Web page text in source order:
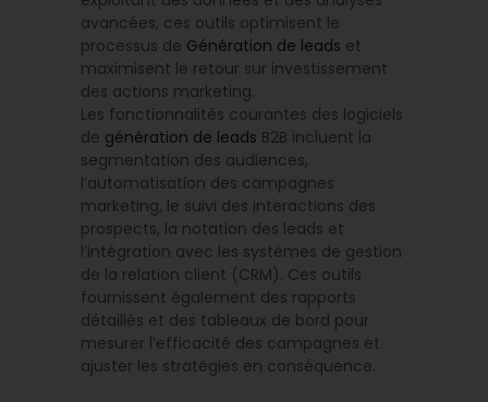
avancées, ces outils optimisent le
processus de Génération de leads et
maximisent le retour sur investissement
des actions marketing.
Les fonctionnalités courantes des logiciels
de génération de leads B2B incluent la
segmentation des audiences,
l’automatisation des campagnes
marketing, le suivi des interactions des
prospects, la notation des leads et
l’intégration avec les systèmes de gestion
de la relation client (CRM). Ces outils
fournissent également des rapports
détaillés et des tableaux de bord pour
mesurer l’efficacité des campagnes et
ajuster les stratégies en conséquence.